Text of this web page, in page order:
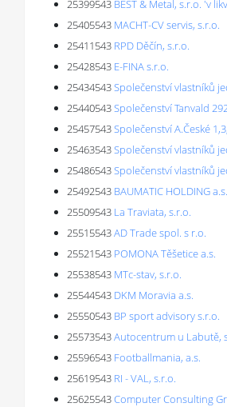
25399543 BEST & Metal, s.r.o. 'v
25405543 MACHT-CV servis, s.r.o.
25411543 RPD Děčín, s.r.o.
25428543 E-FINA s.r.o.
25434543Společenství vlastníků
25440543Společenství Tanvald
25457543Společenství A.České
25463543Společenství vlastníků
25486543Společenství vlastníků
25492543 BAUMATIC HOLDING a.s.
25509543 La Traviata, s.r.o.
25515543AD Trade spol. s r.o.
25521543 POMONA Těšetice a.s.
25538543 MTc-stav, s.r.o.
25544543 DKM Moravia a.s.
25550543 BP sport advisory s.r.o.
25573543Autocentrum u Labutě,
25596543 Footballmania, a.s.
25619543 RI - VAL, s.r.o.
25625543Computer Consulting